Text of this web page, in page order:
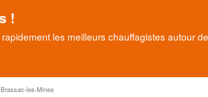
!
les meilleurs chauffagistes autour
Brassac-les-Mines